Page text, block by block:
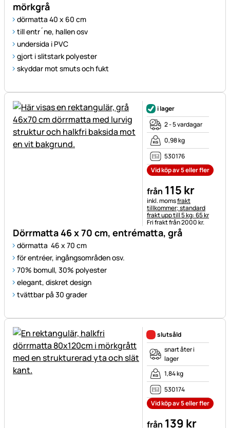
mörkgrå
dörmatta 40 x 60 cm
till entr´ne, hallen osv
undersida i PVC
gjort i slitstark polyester
skyddar mot smuts och fukt
Dörrmatta 46 x 70 cm, entrématta, grå
dörmatta 46 x 70 cm
för entréer, ingångsområden osv.
70% bomull, 30% polyester
elegant, diskret design
tvättbar på 30 grader
i lager
2 - 5 vardagar
0,98 kg
530176
Vid köp av 5 eller fler
från 115 kr
Skatteinformation:
inkl. momsfrakt
tillkommer; standard
frakt upp till 5 kg: 65 kr
Fri frakt från 2000 kr.
slutsåld
snart åter i
lager
1,84 kg
530174
Vid köp av 5 eller fler
från 139 kr